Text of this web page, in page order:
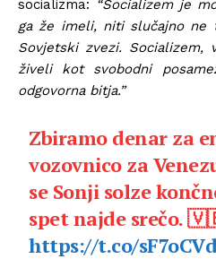
socializma: “Socializem je
ga že imeli, niti slučajno ne
Sovjetski zvezi.
živeli kot svobodni
odgovorna bitja.”
Zbiramo denar za
vozovnico za
se Sonji solze
spet najde srečo.
https://t.co/